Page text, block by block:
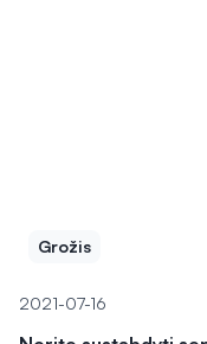
Grožis
2021-07-16